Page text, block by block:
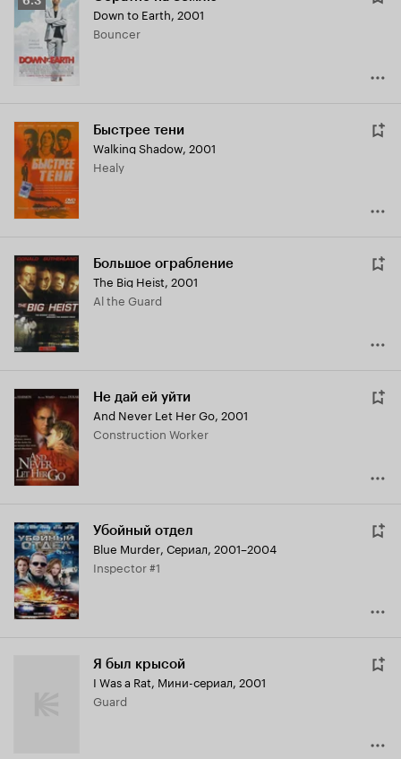
Кинопоиска
Down to Earth, 2001
Bouncer
Быстрее тени
Walking Shadow, 2001
Healy
Большое ограбление
The Big Heist, 2001
Al the Guard
Не дай ей уйти
And Never Let Her Go, 2001
Construction Worker
Убойный отдел
Blue Murder, Сериал, 2001–2004
Inspector #1
Я был крысой
I Was a Rat, Мини-сериал, 2001
Guard